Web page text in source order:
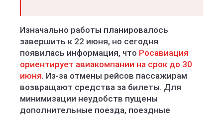
Изначально работы планировалось
завершить к 22 июня, но сегодня
появилась информация, что Росавиация
ориентирует авиакомпании на срок до 30
июня. Из-за отмены рейсов пассажирам
возвращают средства за билеты. Для
минимизации неудобств пущены
дополнительные поезда, поездные